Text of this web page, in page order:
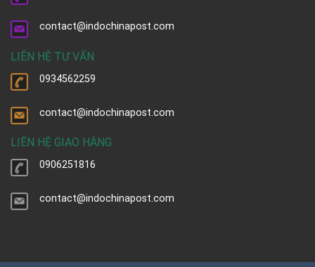
contact@indochinapost.com
LIÊN HỆ TƯ VẤN
0934562259
contact@indochinapost.com
LIÊN HỆ GIAO HÀNG
0906251816
contact@indochinapost.com